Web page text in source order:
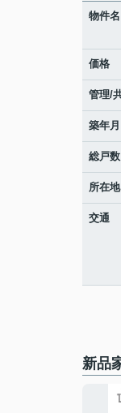
物件名
価格
管理/
築年月
総戸数
所在地
交通
新品